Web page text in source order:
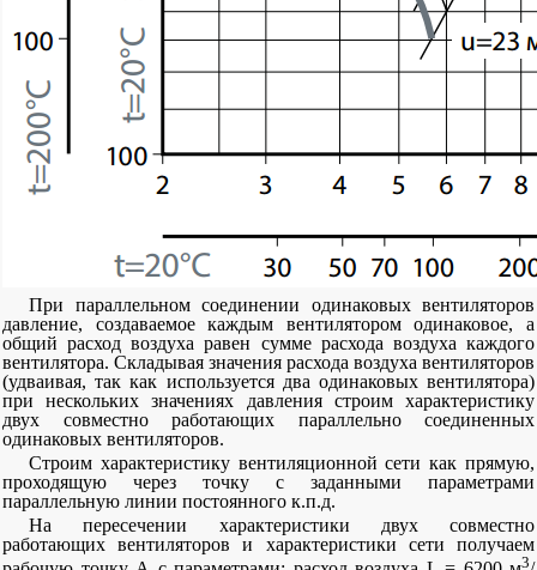
При параллельном соединении одинаковых вентиляторов
давление, создаваемое каждым вентилятором одинаковое, а
общий расход воздуха равен сумме расхода воздуха каждого
вентилятора. Складывая значения расхода воздуха вентиляторов
(удваивая, так как используется два одинаковых вентилятора)
при нескольких значениях давления строим характеристику
двух совместно работающих параллельно соединенных
одинаковых вентиляторов.
Строим характеристику вентиляционной сети как прямую,
проходящую через точку с заданными параметрами
параллельную линии постоянного к.п.д.
На пересечении характеристики двух совместно
работающих вентиляторов и характеристики сети получаем
3